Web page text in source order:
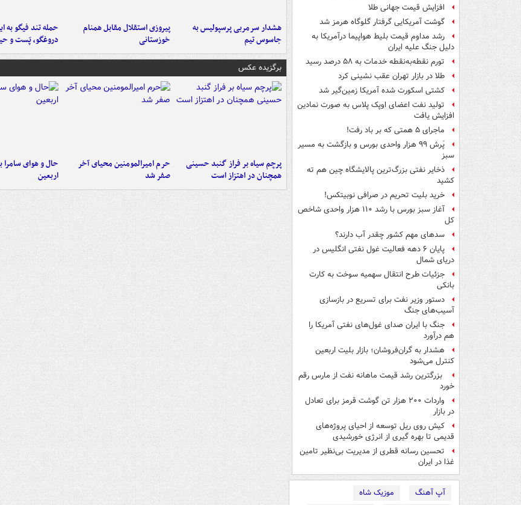
افزایش قیمت جهانی طلا
گوشت آمریکایی گرفتار گلوگاه هرمز شد
رشد مداوم قیمت بلیط هواپیما درآمریکا به
دلیل جنگ علیه ایران
تورم نقطه‌به‌نقطه خدمات به ۵۸ درصد رسید
طلا در بازار تهران عقب نشینی کرد
کشتی اسکورت شده آمریکا زمین‌گیر شد
تولید نفت اعضای اوپک پلاس به صورت نمادین
افزایش یافت
ماجرای ۵ همتی که بر باد رفت!
پَرش ۹۹ هزار واحدی بورس و بازگشت به مسیر
سبز
ذخایر نفتی بزرگ‌ترین پالایشگاه چین هم ته
کشید
خرید بلیت تحریم در صرافی نوبیتکس!
آغاز سبز بورس با رشد ۱۱۰ هزار واحدی شاخص
کل
سدهای مهم کشور چقدر آب دارند؟
پایان ۶ دهه فعالیت غول نفتی انگلیس در
دریای شمال
جزئیات طرح انتقال سهمیه سوخت به کارت
بانکی
دستور وزیر نفت برای تسریع در بازسازی
آسیب‌های جنگ
جنگ با ایران صدای غول‌های نفتی آمریکا را
هم درآورد
هشدار به گران‌فروشان؛ بازار بلیت اربعین
کنترل می‌شود
بزرگترین رشد قیمت ماهانه نفت از مارس رقم
خورد
واردات ۲۰۰ هزار تن گوشت قرمز برای تعادل
در بازار
کیش روی ریل توسعه از احیای پروژه‌های
قدیمی تا بهره گیری از انرژی خورشیدی
تحسین رسانه قطری از مدیریت بی‌نظیر تامین
غذا در ایران
آپ آهنگ موزیک شاه
هشدار سرمربی پرسپولیس به
جاسوس تیم
پیروزی استقلال مقابل همنام
خوزستانی
حمله تند فیگو به
دروغگو، پَست‌ و
برگزیده عکس
پرچم سیاه بر فراز گنبد حسینی
همچنان در اهتزاز است
حرم امیرالمومنین محیای آخر
صفر شد
حال و هوای سامرا
اربعین